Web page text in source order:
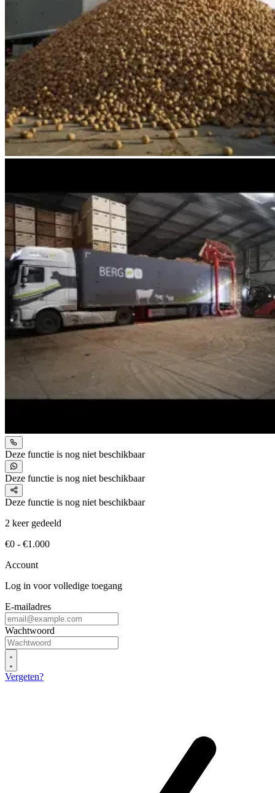
Deze functie is nog niet beschikbaar
Deze functie is nog niet beschikbaar
Deze functie is nog niet beschikbaar
2 keer gedeeld
€0 - €1.000
Account
Log in voor volledige toegang
E-mailadres
Wachtwoord
Vergeten?